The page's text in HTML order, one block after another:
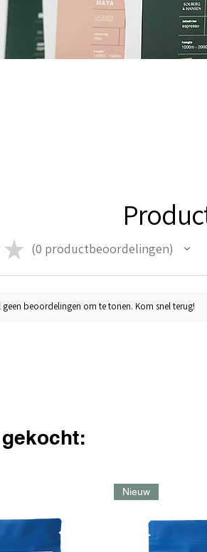
★ 0 productbeoordelingen
0
geen beoordelingen om te tonen. Kom snel terug!
Nieuw